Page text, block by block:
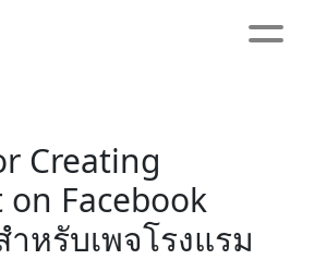
Creating
Facebook
หรับเพจโรงแรม